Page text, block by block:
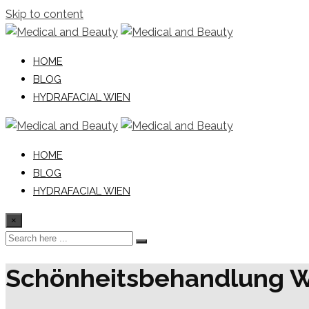
Skip to content
HOME
BLOG
HYDRAFACIAL WIEN
HOME
BLOG
HYDRAFACIAL WIEN
×
Schönheitsbehandlung